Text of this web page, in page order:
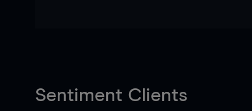
Sentiment Clients